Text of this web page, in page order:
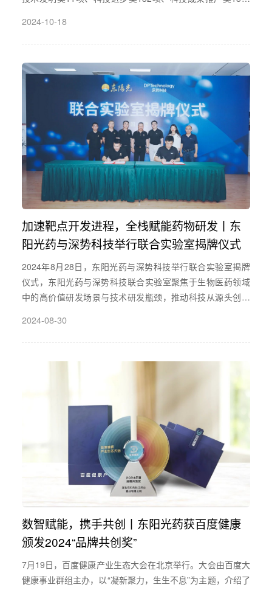
司项目《抗感染药物研发关键技术创新及产业化》荣获广东
省科技进步一等奖。该荣誉的背后，得益于东阳光多年来始
先地位。
2024-10-18
加速靶点开发进程，全栈赋能药物研发丨东
阳光药与深势科技举行联合实验室揭牌仪式
2024年8月28日，东阳光药与深势科技举行联合实验室揭牌
仪式，东阳光药与深势科技联合实验室聚焦于生物医药领域
中的高价值研发场景与技术研发瓶颈，推动科技从源头创新
化与验证。通过此次揭牌仪式宣布双方合作关系、促进双方
在未来多层次项目中的紧密合作。
2024-08-30
数智赋能，携手共创丨东阳光药获百度健康
颁发2024“品牌共创奖”
7月19日，百度健康产业生态大会在北京举行。大会由百度大
健康事业群组主办，以“凝新聚力，生生不息”为主题，介绍了